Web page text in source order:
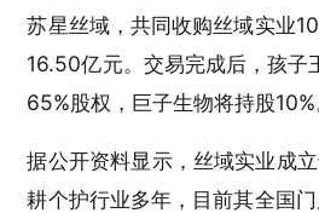
苏星丝域，共同收购丝域实业
16.50亿元。交易完成后，孩子
65%股权，巨子生物将持股10%
据公开资料显示，丝域实业成
耕个护行业多年，目前其全国